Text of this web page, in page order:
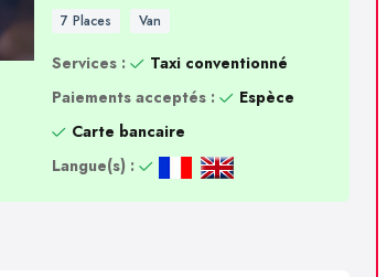
7 Places Van
Services :
Taxi conventionné
Paiements acceptés :
Espèce
Carte bancaire
Langue(s) :